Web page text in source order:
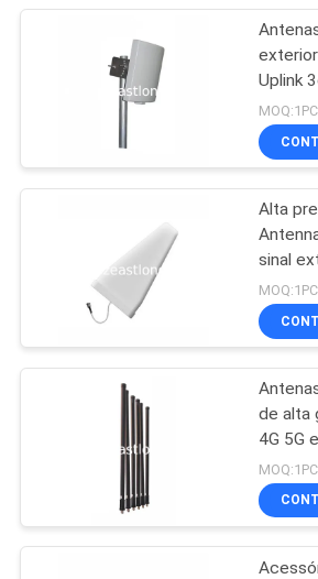
PRIVACY
POLICY
Jammer do
GPS
Jammer de
remoto
Jammer da
gravação
Uplink
MOQ:1PC
Alta
sinal
reforço
MOQ:1PC
de alta
4G 5G
vidro
MOQ:1PC